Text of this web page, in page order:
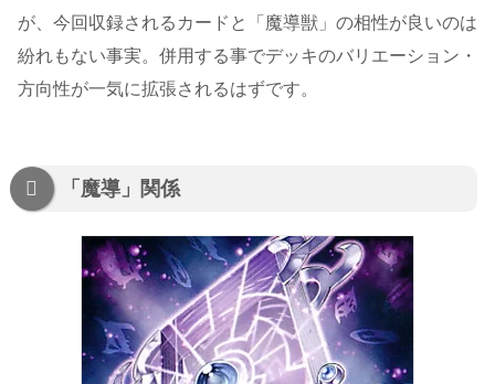
が、今回収録されるカードと「魔導獣」の相性が良いのは
紛れもない事実。併用する事でデッキのバリエーション・
方向性が一気に拡張されるはずです。
「魔導」関係